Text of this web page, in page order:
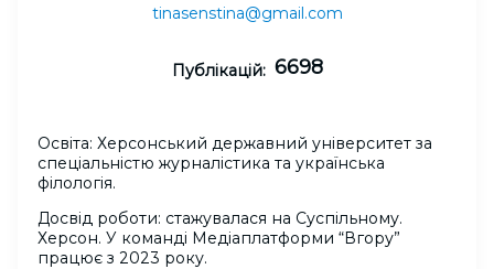
tinasenstina@gmail.com
Публікацій: 6698
Освіта: Херсонський державний університет за
спеціальністю журналістика та українська
філологія.
Досвід роботи: cтажувалася на Суспільному.
Херсон. У команді Медіаплатформи “Вгору”
працює з 2023 року.